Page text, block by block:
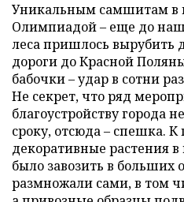
Уникальным самшитам в
Олимпиадой – еще до
леса пришлось вырубить
дороги до Красной
бабочки – удар в сотни
Не секрет, что ряд
благоустройству города
сроку, отсюда – спешка.
декоративные растения
было завозить в
размножали сами, в том